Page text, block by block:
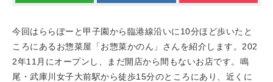
今回はららぽーと甲子園から臨港線沿いに10分ほど歩いたと
ころにあるお惣菜屋「お惣菜かのん」さんを紹介します。202
2年11月にオープンし、まだ開店から間もないお店です。鳴
尾・武庫川女子大前駅から徒歩15分のところにあり、近くに